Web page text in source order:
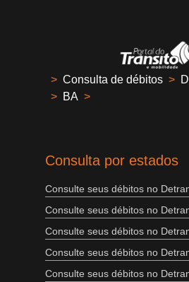
> Consulta de débitos >
> BA >
Consulta por estados
Consulte seus débitos no
Consulte seus débitos no
Consulte seus débitos no
Consulte seus débitos no
Consulte seus débitos no